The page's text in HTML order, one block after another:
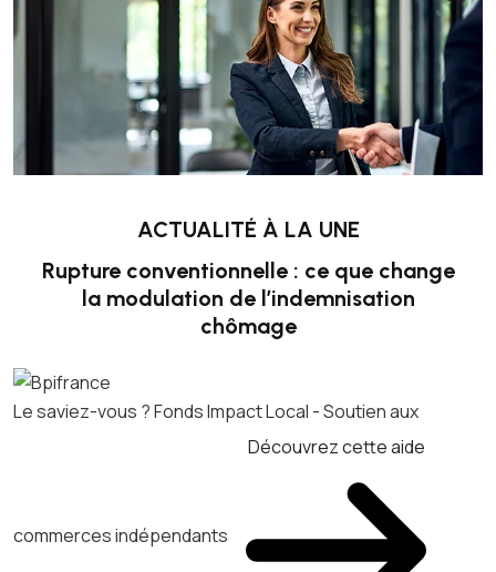
ACTUALITÉ À LA UNE
Rupture conventionnelle : ce que change
la modulation de l’indemnisation
chômage
Le saviez-vous ?Fonds Impact Local - Soutien aux
commerces indépendants
Découvrez cette aide